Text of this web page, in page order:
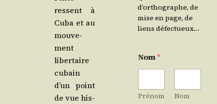
ressent à
Cuba et au
mou­ve­
ment
liber­taire
cubain
d’un point
de vue his­
d’orthographe, de
mise en page, de
liens défectueux…
Nom*
Prénom Nom